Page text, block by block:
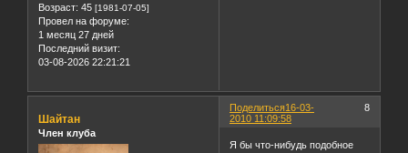
Возраст: 45 [1981-07-05]
Провел на форуме:
1 месяц 27 дней
Последний визит:
03-08-2026 22:21:21
Поделиться 8
16-03-
2010 11:09:58
Шайтан
Член клуба
Я бы что-нибудь подобное